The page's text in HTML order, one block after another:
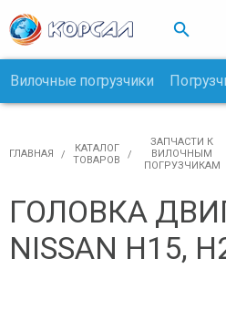

Вилочные погрузчики
ГЛАВНАЯ
КАТАЛОГ
ТОВАРОВ
ЗАПЧАСТИ К
ВИЛОЧНЫМ
ПОГРУЗЧИКАМ
ГОЛОВКА
NISSAN H15,